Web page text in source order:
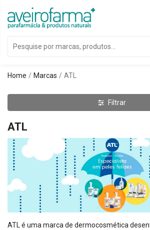
Home Marcas ATL
Filtrar
ATL
ATL é uma marca de dermocosmética